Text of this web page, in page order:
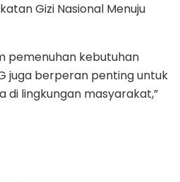
Gizi Nasional Menuju
pemenuhan kebutuhan
juga berperan penting untuk
di lingkungan masyarakat,”